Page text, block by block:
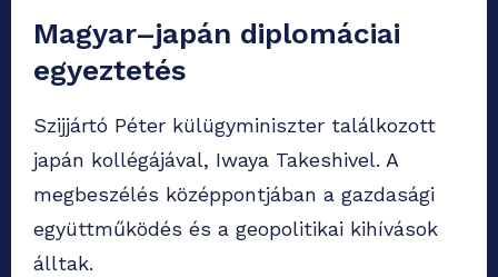
Magyar–japán diplomáciai
egyeztetés
Szijjártó Péter külügyminiszter találkozott
japán kollégájával, Iwaya Takeshivel. A
megbeszélés középpontjában a gazdasági
együttműködés és a geopolitikai kihívások
álltak.